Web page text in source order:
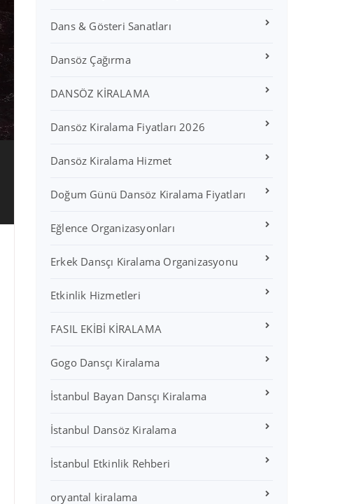
Dans & Gösteri Sanatları
Dansöz Çağırma
DANSÖZ KİRALAMA
Dansöz Kiralama Fiyatları 2026
Dansöz Kiralama Hizmet
Doğum Günü Dansöz Kiralama Fiyatları
Eğlence Organizasyonları
Erkek Dansçı Kiralama Organizasyonu
Etkinlik Hizmetleri
FASIL EKİBİ KİRALAMA
Gogo Dansçı Kiralama
İstanbul Bayan Dansçı Kiralama
İstanbul Dansöz Kiralama
İstanbul Etkinlik Rehberi
oryantal kiralama